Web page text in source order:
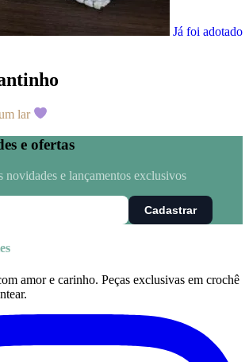
Já foi adotado
lar
e ofertas
novidades e lançamentos exclusivos
Cadastrar
amor e carinho. Peças exclusivas em crochê